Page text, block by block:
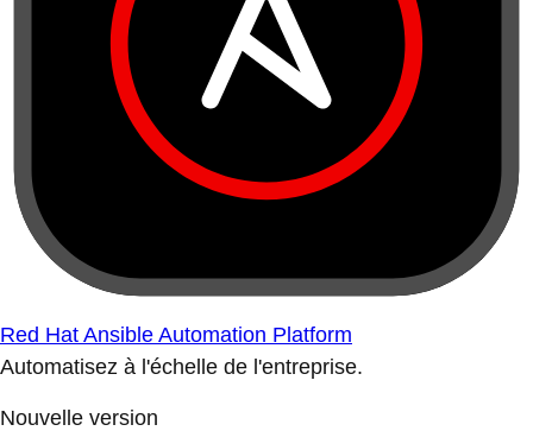
Red Hat Ansible Automation Platform
Automatisez à l'échelle de l'entreprise.
Nouvelle version